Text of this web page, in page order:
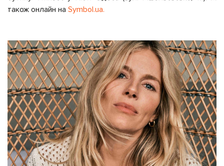
також онлайн на Symbol.ua.